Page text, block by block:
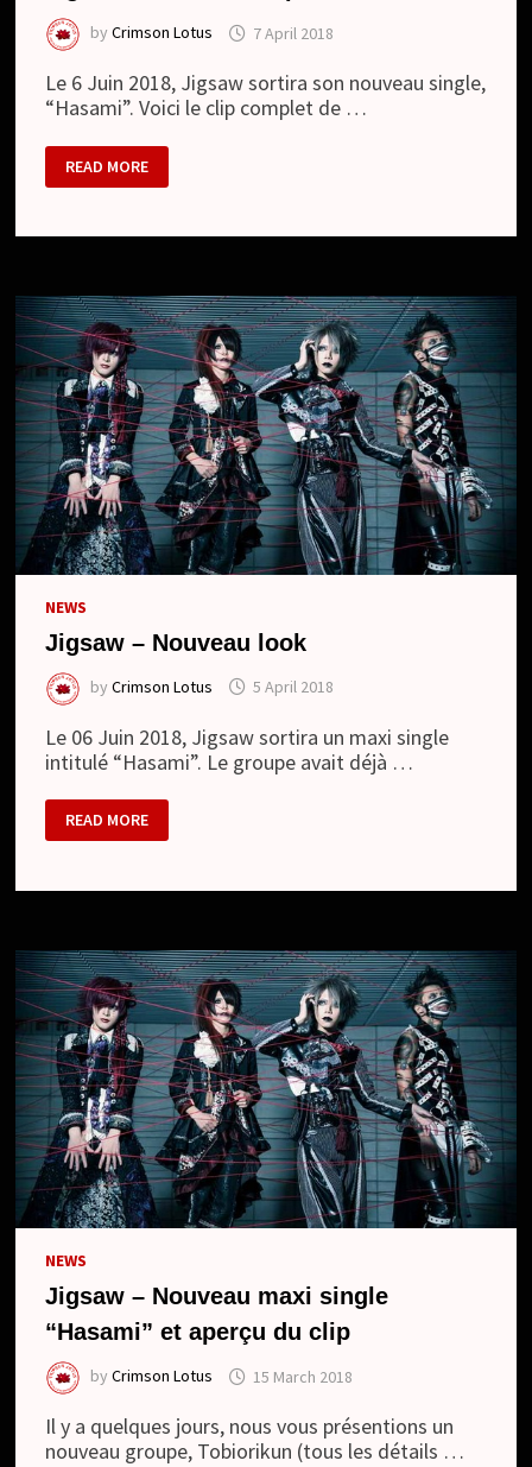
byCrimson Lotus 7 April 2018
Le 6 Juin 2018, Jigsaw sortira son nouveau single,
“Hasami”. Voici le clip complet de …
JIGSAW
–
NOUVEAU
READ MORE
NEWS
Jigsaw – Nouveau look
byCrimson Lotus 5 April 2018
Le 06 Juin 2018, Jigsaw sortira un maxi single
intitulé “Hasami”. Le groupe avait déjà …
JIGSAW
–
NOUVEAU
READ MORE
NEWS
Jigsaw – Nouveau maxi single
“Hasami” et aperçu du clip
byCrimson Lotus 15 March 2018
Il y a quelques jours, nous vous présentions un
nouveau groupe, Tobiorikun (tous les détails …